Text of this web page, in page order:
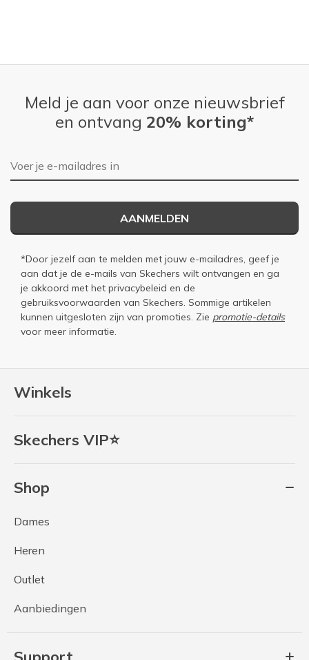
Winkels
Skechers VIP⭐
Shop
Dames
Heren
Outlet
Aanbiedingen
Meld je aan voor onze nieuwsbrief
en ontvang 20% korting*
E-mailadres
AANMELDEN
*Door jezelf aan te melden met jouw e-mailadres, geef je
aan dat je de e-mails van Skechers wilt ontvangen en ga
je akkoord met het privacybeleid en de
gebruiksvoorwaarden van Skechers. Sommige artikelen
kunnen uitgesloten zijn van promoties. Zie promotie-details
voor meer informatie.